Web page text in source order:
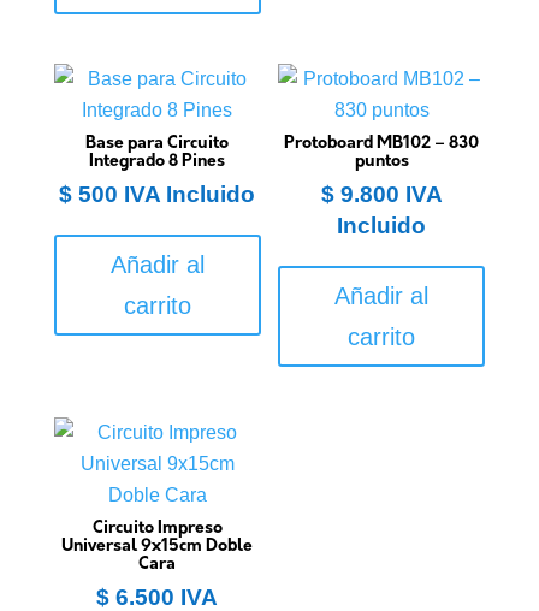
Base para Circuito
Integrado 8 Pines
$ 500 IVA Incluido
Añadir al
carrito
Protoboard MB102 – 830
puntos
$9.800 IVA
Incluido
Añadir al
carrito
Circuito Impreso
Universal 9x15cm Doble
Cara
$ 6.500 IVA